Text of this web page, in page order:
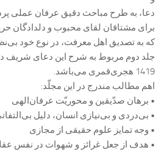
دعا، به طرح مباحث دقیق عرفان عملی
برای مشتاقان لقای محبوب و دلدادگان
که به تصدیق اهل معرفت، در نوع خود
1419 هجری‌قمری می‌باشد.
اهم مطالب مندرج در این مجلّد:
• برهان صدّیقین و محوریّت عرفان‌الهی
• بی‌دردی و بی‌‌نیازی انسان، دلیل
• وجه تمایز علوم حقیقی از مجازی
• هدف از جعل غرائز و شهوات در نفس